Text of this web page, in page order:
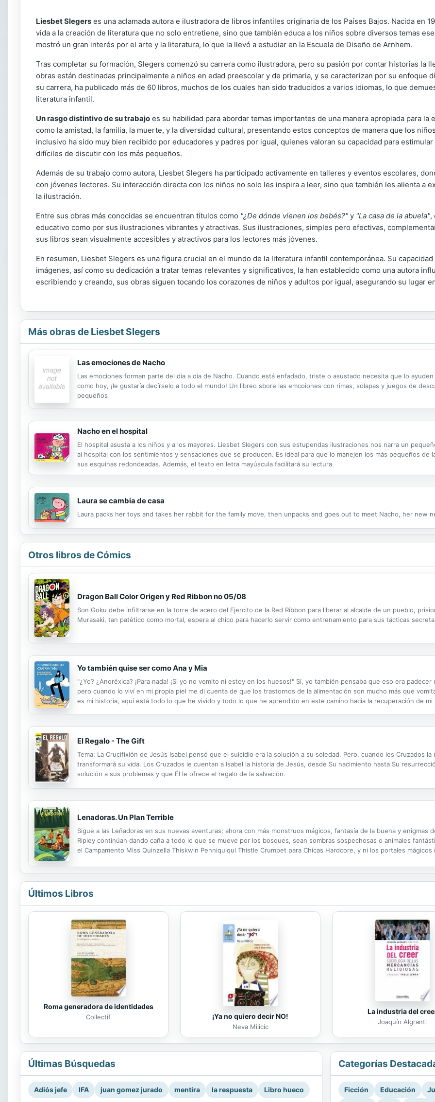
Liesbet Slegers es una aclamada autora e ilustradora de libros infantiles originaria de los Países Bajos. Nacida en
vida a la creación de literatura que no solo entretiene, sino que también educa a los niños sobre diversos temas
mostró un gran interés por el arte y la literatura, lo que la llevó a estudiar en la Escuela de Diseño de Arnhem.
Tras completar su formación, Slegers comenzó su carrera como ilustradora, pero su pasión por contar historias la
obras están destinadas principalmente a niños en edad preescolar y de primaria, y se caracterizan por su enfoque
su carrera, ha publicado más de 60 libros, muchos de los cuales han sido traducidos a varios idiomas, lo que
literatura infantil.
Un rasgo distintivo de su trabajo es su habilidad para abordar temas importantes de una manera apropiada para
como la amistad, la familia, la muerte, y la diversidad cultural, presentando estos conceptos de manera que los
inclusivo ha sido muy bien recibido por educadores y padres por igual, quienes valoran su capacidad para
difíciles de discutir con los más pequeños.
Además de su trabajo como autora, Liesbet Slegers ha participado activamente en talleres y eventos escolares,
con jóvenes lectores. Su interacción directa con los niños no solo les inspira a leer, sino que también les alienta a
la ilustración.
Entre sus obras más conocidas se encuentran títulos como "¿De dónde vienen los bebés?" y "La casa de la abuela",
educativo como por sus ilustraciones vibrantes y atractivas. Sus ilustraciones, simples pero efectivas,
sus libros sean visualmente accesibles y atractivos para los lectores más jóvenes.
En resumen, Liesbet Slegers es una figura crucial en el mundo de la literatura infantil contemporánea. Su
imágenes, así como su dedicación a tratar temas relevantes y significativos, la han establecido como una autora
escribiendo y creando, sus obras siguen tocando los corazones de niños y adultos por igual, asegurando su lugar
Más obras de Liesbet Slegers
Las emociones de Nacho
Las emociones forman parte del día a día de Nacho. Cuando está enfadado, triste o asustado necesita que lo
como hoy, ¡le gustaría decírselo a todo el mundo! Un libreo sbore las emcoiones con rimas, solapas y juegos de
pequeños
Nacho en el hospital
El hospital asusta a los niños y a los mayores. Liesbet Slegers con sus estupendas ilustraciones nos narra un
al hospital con los sentimientos y sensaciones que se producen. Es ideal para que lo manejen los más pequeños de
sus esquinas redondeadas. Además, el texto en letra mayúscula facilitará su lectura.
Laura se cambia de casa
Laura packs her toys and takes her rabbit for the family move, then unpacks and goes out to meet Nacho, her new
Otros libros de Cómics
Dragon Ball Color Origen y Red Ribbon no 05/08
Son Goku debe infiltrarse en la torre de acero del Ejercito de la Red Ribbon para liberar al alcalde de un pueblo,
Murasaki, tan patético como mortal, espera al chico para hacerlo servir como entrenamiento para sus tácticas
Yo también quise ser como Ana y Mia
"¿Yo? ¿Anoréxica? ¡Para nada! ¡Si yo no vomito ni estoy en los huesos!" Sí, yo también pensaba que eso era
pero cuando lo viví en mi propia piel me di cuenta de que los trastornos de la alimentación son mucho más que
es mi historia, aquí está todo lo que he vivido y todo lo que he aprendido en este camino hacia la recuperación de
El Regalo - The Gift
Tema: La Crucifixión de Jesús Isabel pensó que el suicidio era la solución a su soledad. Pero, cuando los Cruzados
transformará su vida. Los Cruzados le cuentan a Isabel la historia de Jesús, desde Su nacimiento hasta Su
solución a sus problemas y que Él le ofrece el regalo de la salvación.
Lenadoras. Un Plan Terrible
Sigue a las Leñadoras en sus nuevas aventuras; ahora con más monstruos mágicos, fantasía de la buena y enigmas
Ripley continúan dando caña a todo lo que se mueve por los bosques, sean sombras sospechosas o animales
el Campamento Miss Quinzella Thiskwin Penniquiqul Thistle Crumpet para Chicas Hardcore, y ni los portales
Últimos Libros
Roma generadora de identidades
Collectif ¡Ya no quiero decir NO!
Neva Milicic
La industria del
Joaquín Algranti
Últimas Búsquedas
Adiós jefe IFA juan gomez jurado mentira la respuesta Libro hueco
Categorías
Ficción Educación